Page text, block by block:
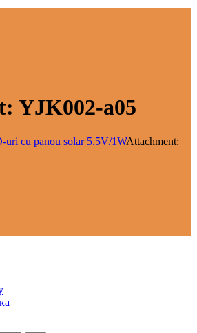
YJK002-a05
uri cu panou solar 5.5V/1WAttachment: